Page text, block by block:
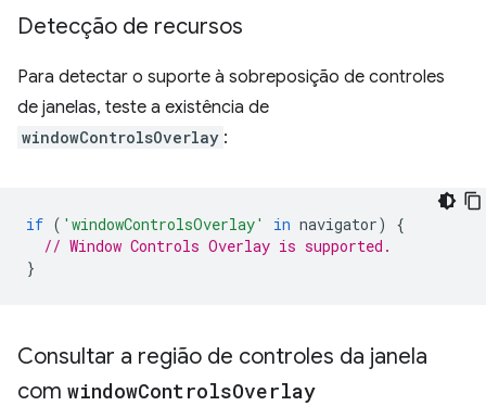
Detecção de recursos
Para detectar o suporte à sobreposição de controles
de janelas, teste a existência de
windowControlsOverlay :
if ( 'windowControlsOverlay' in navigator)
{
// Window Controls Overlay is supported.
}
Consultar a região de controles da janela
com windowControlsOverlay